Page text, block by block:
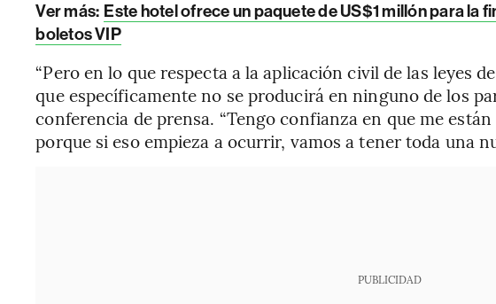
Ver más: Este hotel ofrece un paquete de US$1 millón para la
boletos VIP
“Pero en lo que respecta a la aplicación civil de las leyes
que específicamente no se producirá en ninguno de los
conferencia de prensa. “Tengo confianza en que me
porque si eso empieza a ocurrir, vamos a tener toda una
PUBLICIDAD